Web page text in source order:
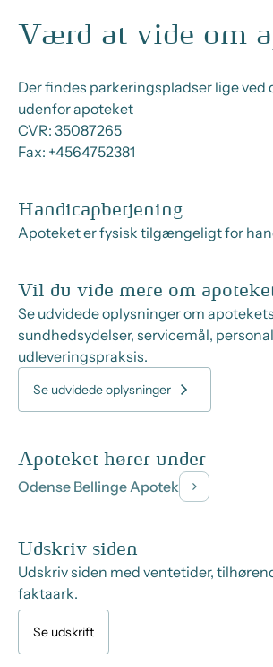
Værd at vide om
Der findes parkeringspladser lige ved
udenfor apoteket
CVR: 35087265
Fax: +4564752381
Handicapbetjening
Apoteket er fysisk tilgængeligt for
Vil du vide mere om
Se udvidede oplysninger om apotekets
sundhedsydelser, servicemål,
udleveringspraksis.
Se udvidede oplysninger
Apoteket hører under
Odense Bellinge Apotek
Udskriv siden
Udskriv siden med ventetider,
faktaark.
Se udskrift